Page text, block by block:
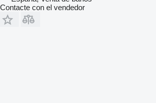
Contacte con el vendedor